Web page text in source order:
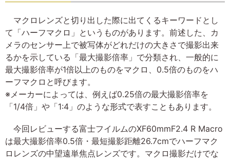
マクロレンズと切り出した際に出てくるキーワードとし
て「ハーフマクロ」というものがあります。前述した、カ
メラのセンサー上で被写体がどれだけの大きさで撮影出来
るかを示している「最大撮影倍率」で分類され、一般的に
最大撮影倍率が1倍以上のものをマクロ、0.5倍のものをハ
ーフマクロと呼びます。
※メーカーによっては、例えば0.25倍の最大撮影倍率を
「1/4倍」や「1:4」のような形式で表すこともあります。
今回レビューする富士フイルムのXF60mmF2.4 R Macro
は最大撮影倍率0.5倍・最短撮影距離26.7cmでハーフマク
ロレンズの中望遠単焦点レンズです。マクロ撮影だけでな